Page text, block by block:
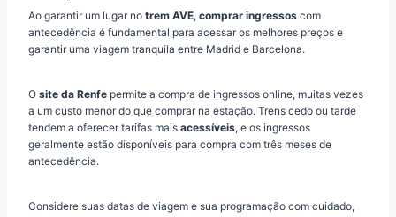
Ao garantir um lugar no trem AVE, comprar ingressos com
antecedência é fundamental para acessar os melhores preços e
garantir uma viagem tranquila entre Madrid e Barcelona.
O site da Renfe permite a compra de ingressos online, muitas vezes
a um custo menor do que comprar na estação. Trens cedo ou tarde
tendem a oferecer tarifas mais acessíveis, e os ingressos
geralmente estão disponíveis para compra com três meses de
antecedência.
Considere suas datas de viagem e sua programação com cuidado,